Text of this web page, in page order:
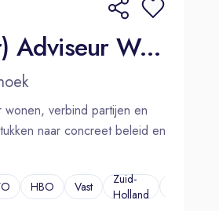
(Senior) Adviseur Wonen
verbind partijen en
naar concreet beleid en
HBO Vast
Zuid-
Holland